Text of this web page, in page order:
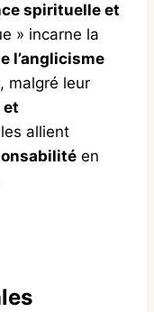
spirituelle et
» incarne la
l’anglicisme
malgré leur
et
allient
en